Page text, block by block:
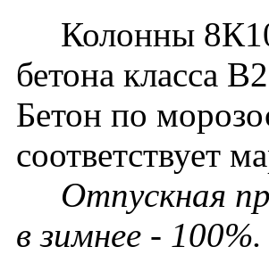
Колонны
бетона класса
Бетон по
соответствует
Отпускная
в зимнее - 100%.